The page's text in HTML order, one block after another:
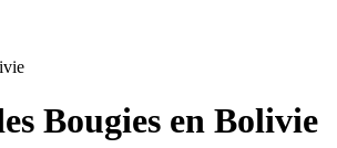
Bougies en Bolivie